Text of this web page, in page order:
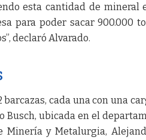
esta cantidad de mineral
para poder sacar 900.000
declaró Alvarado.
cada una con una
ubicada en el
y Metalurgia,